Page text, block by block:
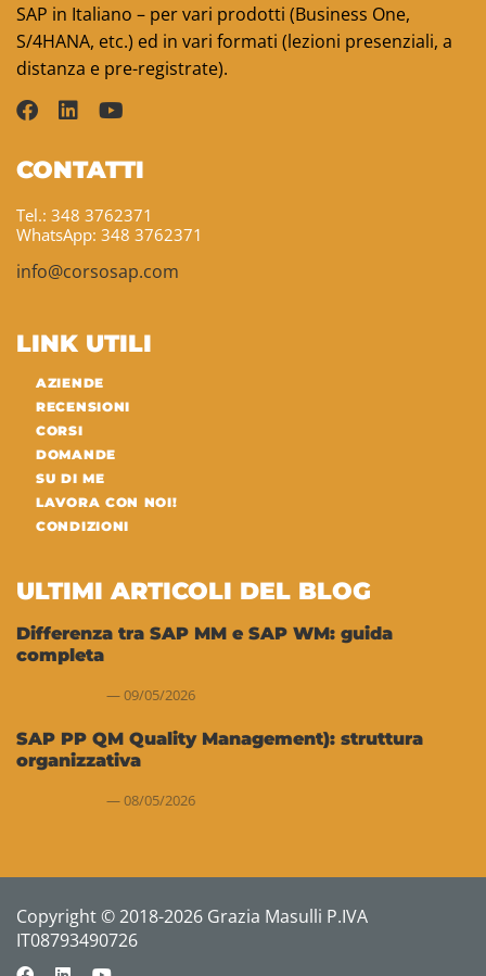
SAP in Italiano – per vari prodotti (Business One,
S/4HANA, etc.) ed in vari formati (lezioni presenziali, a
distanza e pre-registrate).
CONTATTI
Tel.: 348 3762371
WhatsApp: 348 3762371
info@corsosap.com
LINK UTILI
AZIENDE
RECENSIONI
CORSI
DOMANDE
SU DI ME
LAVORA CON NOI!
CONDIZIONI
ULTIMI ARTICOLI DEL BLOG
Differenza tra SAP MM e SAP WM: guida
completa
09/05/2026
SAP PP QM Quality Management): struttura
organizzativa
08/05/2026
Copyright © 2018-2026 Grazia Masulli P.IVA
IT08793490726